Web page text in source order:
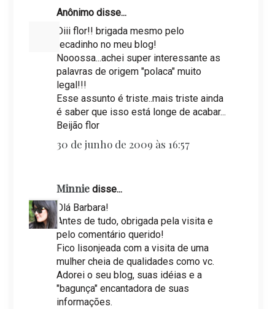
Anônimo disse...
Oiii flor!! brigada mesmo pelo
recadinho no meu blog!
Nooossa...achei super interessante as
palavras de origem "polaca" muito
legal!!!
Esse assunto é triste..mais triste ainda
é saber que isso está longe de acabar...
Beijão flor
30 de junho de 2009 às 16:57
Minniedisse...
Olá Barbara!
Antes de tudo, obrigada pela visita e
pelo comentário querido!
Fico lisonjeada com a visita de uma
mulher cheia de qualidades como vc.
Adorei o seu blog, suas idéias e a
"bagunça" encantadora de suas
informações.